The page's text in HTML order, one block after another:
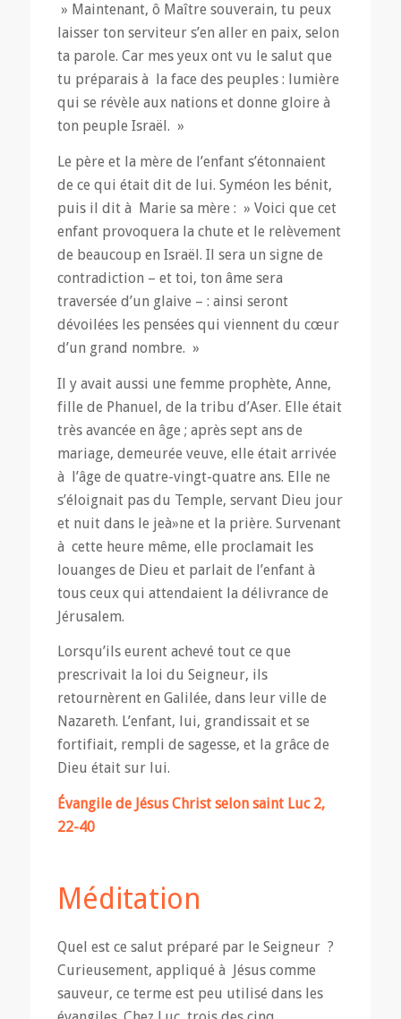
» Maintenant, ô Maître souverain, tu peux
laisser ton serviteur s’en aller en paix, selon
ta parole. Car mes yeux ont vu le salut que
tu préparais à la face des peuples : lumière
qui se révèle aux nations et donne gloire à
ton peuple Israël. »
Le père et la mère de l’enfant s’étonnaient
de ce qui était dit de lui. Syméon les bénit,
puis il dit à Marie sa mère : » Voici que cet
enfant provoquera la chute et le relèvement
de beaucoup en Israël. Il sera un signe de
contradiction – et toi, ton âme sera
traversée d’un glaive – : ainsi seront
dévoilées les pensées qui viennent du cœur
d’un grand nombre. »
Il y avait aussi une femme prophète, Anne,
fille de Phanuel, de la tribu d’Aser. Elle était
très avancée en âge ; après sept ans de
mariage, demeurée veuve, elle était arrivée
à l’âge de quatre-vingt-quatre ans. Elle ne
s’éloignait pas du Temple, servant Dieu jour
et nuit dans le jeà»ne et la prière. Survenant
à cette heure même, elle proclamait les
louanges de Dieu et parlait de l’enfant à
tous ceux qui attendaient la délivrance de
Jérusalem.
Lorsqu’ils eurent achevé tout ce que
prescrivait la loi du Seigneur, ils
retournèrent en Galilée, dans leur ville de
Nazareth. L’enfant, lui, grandissait et se
fortifiait, rempli de sagesse, et la grâce de
Dieu était sur lui.
Évangile de Jésus Christ selon saint Luc 2,
22-40
Méditation
Quel est ce salut préparé par le Seigneur ?
Curieusement, appliqué à Jésus comme
sauveur, ce terme est peu utilisé dans les